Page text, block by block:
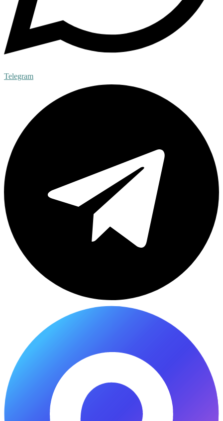
Telegram